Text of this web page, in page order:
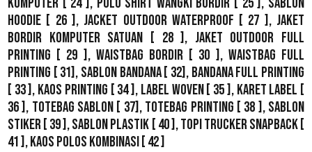
Hoodie [ 26 ],Jacket Outdoor WaterProof [ 27 ], Jaket
Bordir Komputer Satuan [ 28 ], Jaket Outdoor Full
Printing [ 29 ], Waistbag Bordir [ 30 ], Waistbag Full
Printing [ 31], Sablon Bandana[ 32], Bandana Full Printing
[ 33 ], Kaos Printing [ 34 ], Label Woven[ 35 ], Karet Label [
36 ], Totebag Sablon [ 37], Totebag Printing [ 38 ], Sablon
Stiker [ 39 ],Sablon Plastik [ 40 ],Topi Trucker Snapback[
41 ],Kaos Polos Kombinasi [ 42 ]